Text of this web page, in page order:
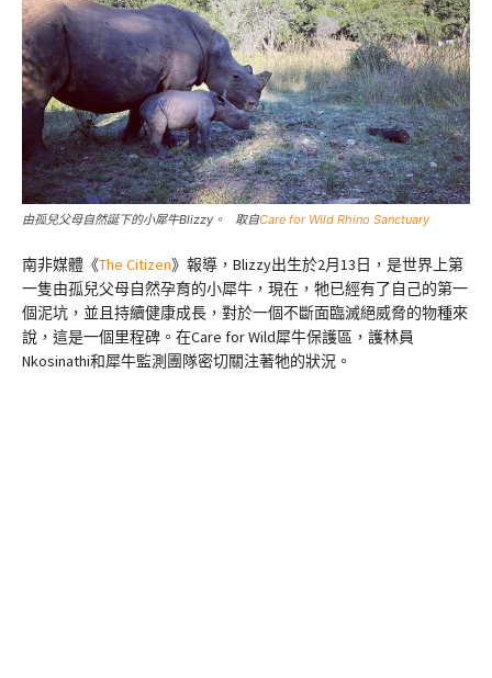
由孤兒父母自然誕下的小犀牛Blizzy。 取自Care for Wild Rhino Sanctuary
南非媒體《The Citizen》報導，Blizzy出生於2月13日，是世界上第
一隻由孤兒父母自然孕育的小犀牛，現在，牠已經有了自己的第一
個泥坑，並且持續健康成長，對於一個不斷面臨滅絕威脅的物種來
說，這是一個里程碑。在Care for Wild犀牛保護區，護林員
Nkosinathi和犀牛監測團隊密切關注著牠的狀況。